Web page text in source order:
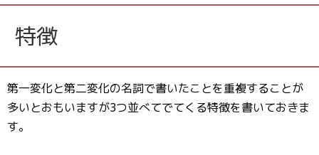
特徴
第一変化と第二変化の名詞で書いたことを重複することが
多いとおもいますが3つ並べてでてくる特徴を書いておきま
す。